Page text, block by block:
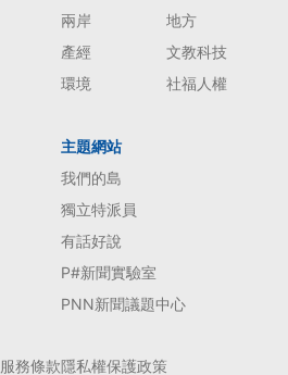
兩岸
地方
產經
文教科技
環境
社福人權
主題網站
我們的島
獨立特派員
有話好說
P#新聞實驗室
PNN新聞議題中心
服務條款隱私權保護政策